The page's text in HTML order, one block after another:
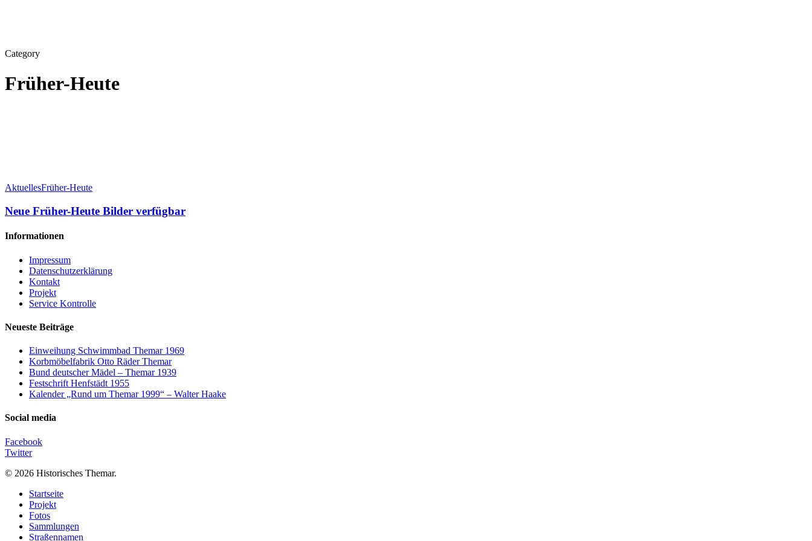
Category
Früher-Heute
Früher-
Bilder
verfügbar
AktuellesFrüher-Heute
Neue Früher-Heute Bilder verfügbar
Informationen
Impressum
Datenschutzerklärung
Kontakt
Projekt
Service Kontrolle
Neueste Beiträge
Einweihung Schwimmbad Themar 1969
Korbmöbelfabrik Otto Räder Themar
Bund deutscher Mädel – Themar 1939
Festschrift Henfstädt 1955
Kalender „Rund um Themar 1999“ – Walter Haake
Social media
Facebook
Twitter
© 2026 Historisches Themar.
Close
Menu
Startseite
Projekt
Fotos
Sammlungen
Straßennamen